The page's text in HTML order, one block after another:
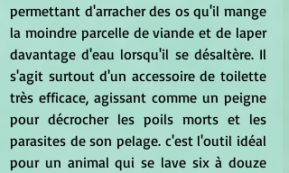
permettant d'arracher des os qu'il mange
la moindre parcelle de viande et de laper
davantage d'eau lorsqu'il se désaltère. Il
s'agit surtout d'un accessoire de toilette
très efficace, agissant comme un peigne
pour décrocher les poils morts et les
parasites de son pelage. c'est l'outil idéal
pour un animal qui se lave six à douze